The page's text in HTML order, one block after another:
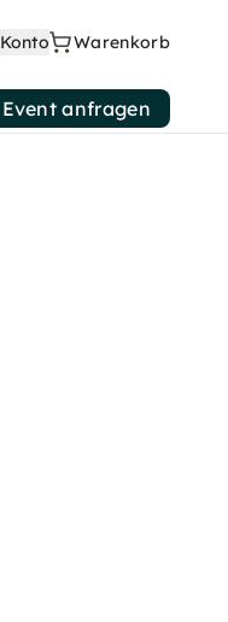
Konto Warenkorb
Event anfragen